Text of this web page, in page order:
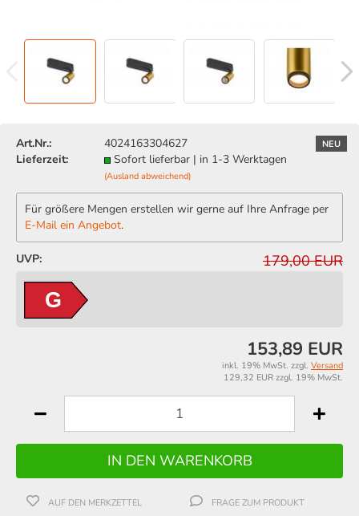
NEU
Art.Nr.:
4024163304627
Lieferzeit:
Sofort lieferbar | in 1-3 Werktagen
(Ausland abweichend)
Für größere Mengen erstellen wir gerne auf Ihre Anfrage per
E-Mail ein Angebot.
UVP: 179,00 EUR
G
153,89 EUR
inkl. 19% MwSt. zzgl. Versand
129,32 EUR zzgl. 19% MwSt.
AUF DEN MERKZETTEL FRAGE ZUM PRODUKT